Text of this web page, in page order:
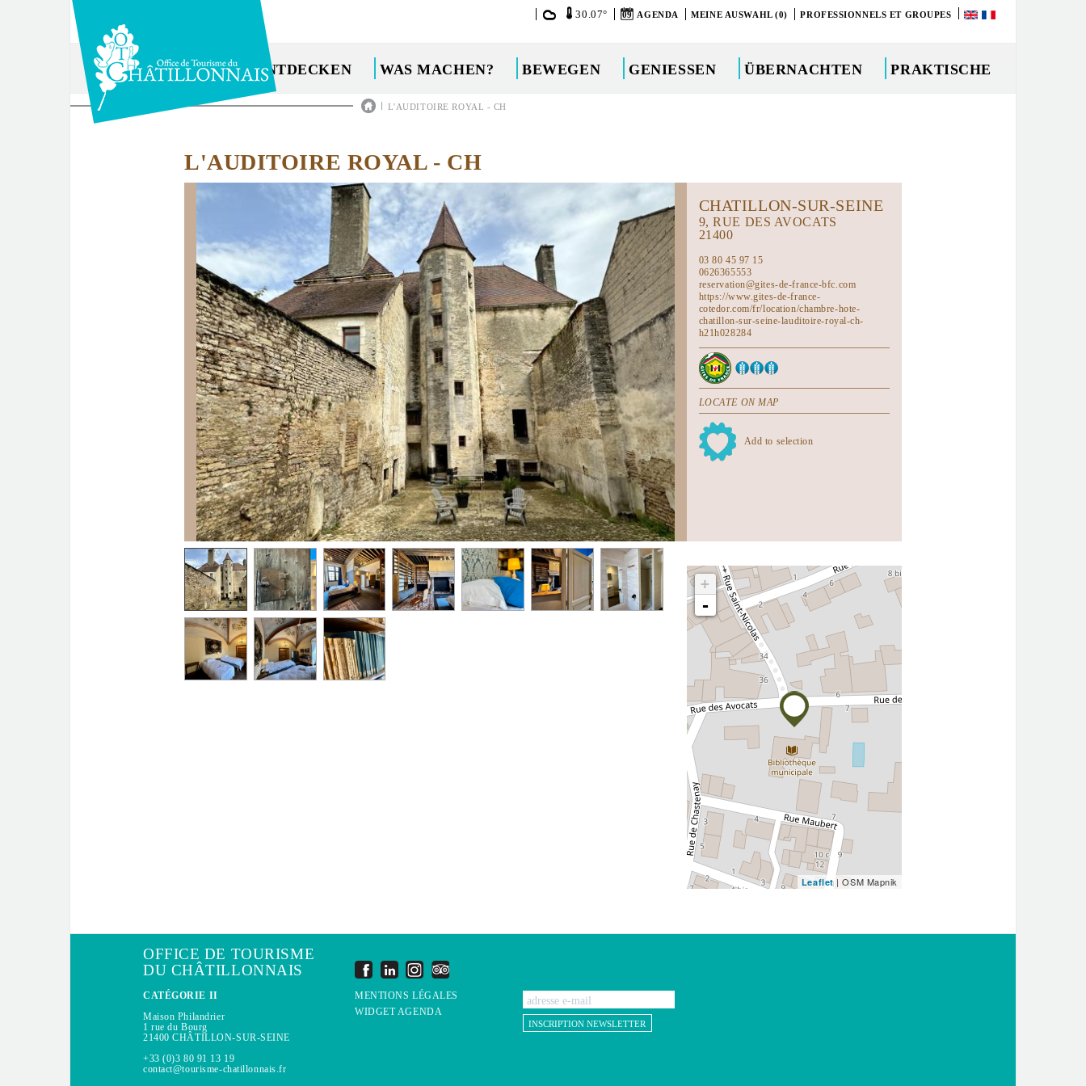
30.07° 09 AGENDA MEINE AUSWAHL (0) PROFESSIONNELS ET GROUPES
ENTDECKEN WAS MACHEN? BEWEGEN GENIESSEN ÜBERNACHTEN PRAKTISCHE
Sie
| L'AUDITOIRE ROYAL - CH
L'AUDITOIRE ROYAL - CH
CHATILLON-SUR-SEINE
9, RUE DES AVOCATS
21400
03 80 45 97 15
0626365553
reservation@gites-de-france-bfc.com
https://www.gites-de-france-
cotedor.com/fr/location/chambre-hote-
chatillon-sur-seine-lauditoire-royal-ch-
h21h028284
LOCATE ON MAP
Add to selection
+
-
Leaflet| OSM Mapnik
OFFICE DE TOURISME
DU CHÂTILLONNAIS
CATÉGORIE II
Maison Philandrier
1 rue du Bourg
21400 CHÂTILLON-SUR-SEINE
+33 (0)3 80 91 13 19
contact@tourisme-chatillonnais.fr
MENTIONS LÉGALES
WIDGET AGENDA
INSCRIPTION NEWSLETTER